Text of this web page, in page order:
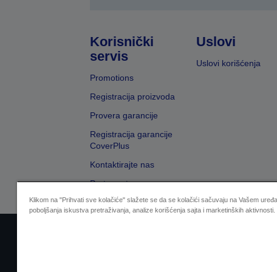
Korisnički
servis
Promotions
Registracija proizvoda
Provera garancije
Registracija garancije
CoverPlus
Kontaktirajte nas
Pretraga trgovaca
Uslovi
Uslovi korišćenja
Klikom na "Prihvati sve kolačiće" slažete se da se kolačići sačuvaju na Vašem
poboljšanja iskustva pretraživanja, analize korišćenja sajta i marketinških aktivnosti.